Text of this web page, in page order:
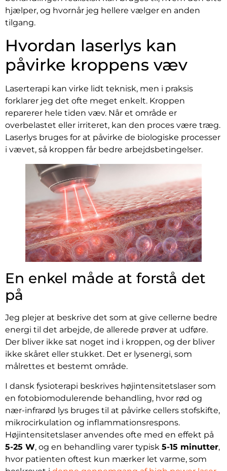
hjælper, og hvornår jeg hellere vælger en anden
tilgang.
Hvordan laserlys kan
påvirke kroppens væv
Laserterapi kan virke lidt teknisk, men i praksis
forklarer jeg det ofte meget enkelt. Kroppen
reparerer hele tiden væv. Når et område er
overbelastet eller irriteret, kan den proces være træg.
Laserlys bruges for at påvirke de biologiske processer
i vævet, så kroppen får bedre arbejdsbetingelser.
En enkel måde at forstå det
på
Jeg plejer at beskrive det som at give cellerne bedre
energi til det arbejde, de allerede prøver at udføre.
Der bliver ikke sat noget ind i kroppen, og der bliver
ikke skåret eller stukket. Det er lysenergi, som
målrettes et bestemt område.
I dansk fysioterapi beskrives højintensitetslaser som
en fotobiomodulerende behandling, hvor rød og
nær-infrarød lys bruges til at påvirke cellers stofskifte,
mikrocirkulation og inflammationsrespons.
Højintensitetslaser anvendes ofte med en effekt på
5-25 W, og en behandling varer typisk 5-15 minutter,
hvor patienten oftest kun mærker let varme, som